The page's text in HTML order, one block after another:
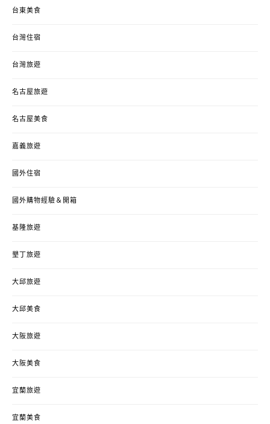
台東美食
台灣住宿
台灣旅遊
名古屋旅遊
名古屋美食
嘉義旅遊
國外住宿
國外購物經驗＆開箱
基隆旅遊
墾丁旅遊
大邱旅遊
大邱美食
大阪旅遊
大阪美食
宜蘭旅遊
宜蘭美食